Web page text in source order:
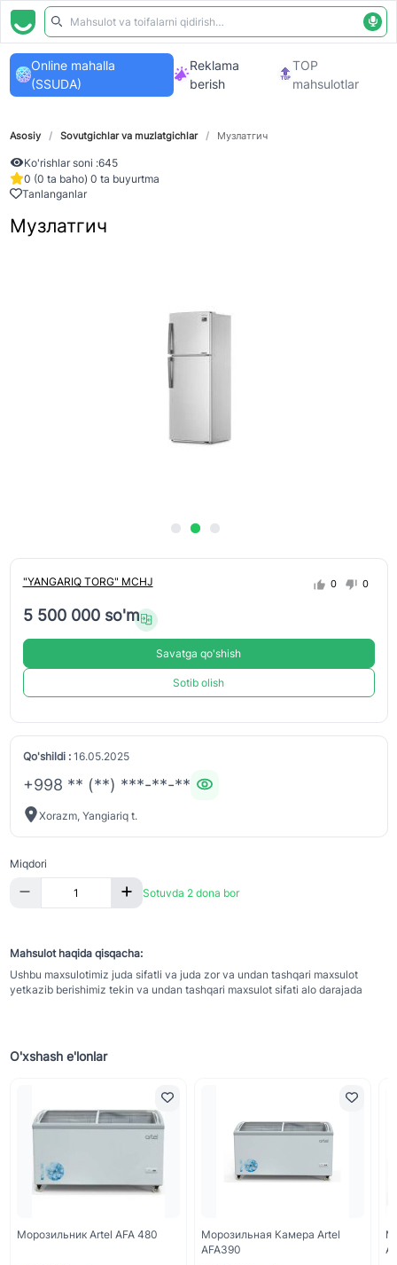
Online mahalla
(SSUDA)
Reklama
berish
TOP
mahsulotlar
Asosiy / Sovutgichlar va muzlatgichlar / Музлатгич
Ko'rishlar soni :645
0 (0 ta baho) 0 ta buyurtma
Tanlanganlar
Музлатгич
"YANGARIQ TORG" MCHJ 0 0
5 500 000 so'm
Savatga qo'shish
Sotib olish
Qo'shildi :16.05.2025
+998 ** (**) ***-**-**
Xorazm, Yangiariq t.
Miqdori
Sotuvda 2 dona bor
Mahsulot haqida qisqacha:
Ushbu maxsulotimiz juda sifatli va juda zor va undan tashqari maxsulot
yetkazib berishimiz tekin va undan tashqari maxsulot sifati alo darajada
O'xshash e'lonlar
Морозильник Artel AFA 480
Морозильная Камера Artel
AFA390